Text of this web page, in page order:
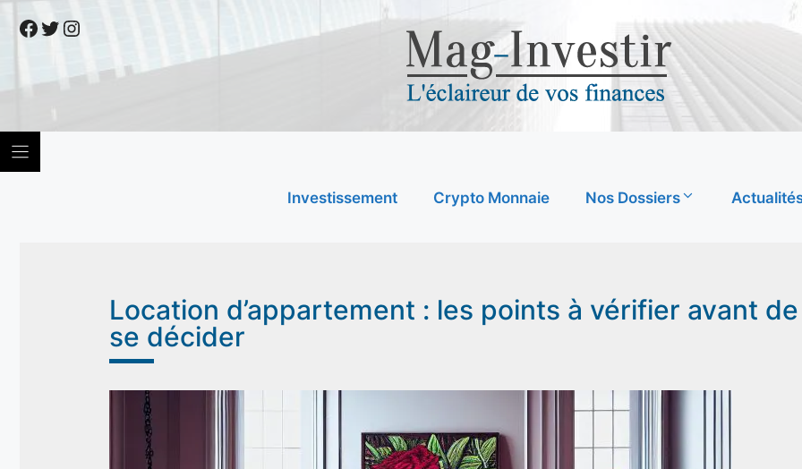
Facebook
Twitter
Instagram
Investissement Crypto Monnaie Nos Dossiers
Location d’appartement : les points à vérifier avant de
se décider